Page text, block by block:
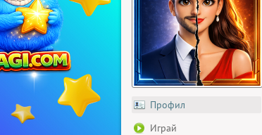
Профил
Играй